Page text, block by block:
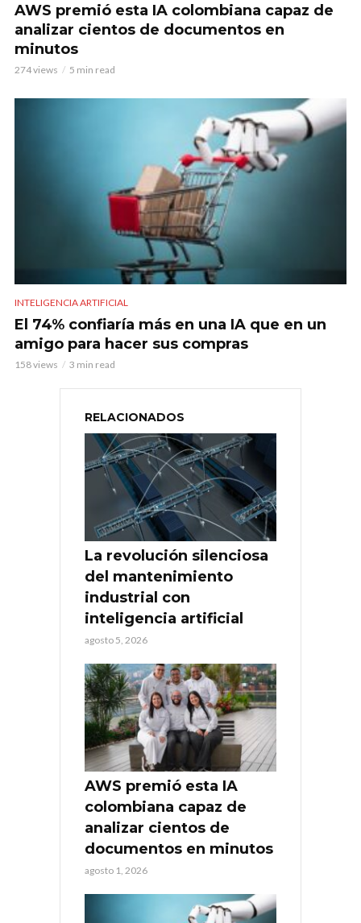
AWS premió esta IA colombiana capaz de
analizar cientos de documentos en
minutos
274 views 5 min read
INTELIGENCIA ARTIFICIAL
El 74% confiaría más en una IA que en un
amigo para hacer sus compras
158 views 3 min read
RELACIONADOS
La revolución silenciosa
del mantenimiento
industrial con
inteligencia artificial
agosto 5, 2026
AWS premió esta IA
colombiana capaz de
analizar cientos de
documentos en minutos
agosto 1, 2026